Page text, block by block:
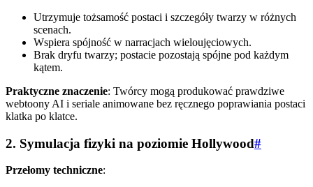
Utrzymuje tożsamość postaci i szczegóły twarzy w różnych
scenach.
Wspiera spójność w narracjach wieloujęciowych.
Brak dryfu twarzy; postacie pozostają spójne pod każdym
kątem.
Praktyczne znaczenie: Twórcy mogą produkować prawdziwe
webtoony AI i seriale animowane bez ręcznego poprawiania postaci
klatka po klatce.
2. Symulacja fizyki na poziomie Hollywood#
Przełomy techniczne: